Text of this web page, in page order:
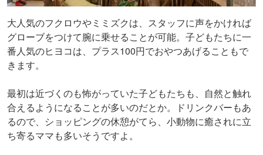
大人気のフクロウやミミズクは、スタッフに声をかければ
グローブをつけて腕に乗せることが可能。子どもたちに一
番人気のヒヨコは、プラス100円でおやつあげることもで
きます。
最初は近づくのも怖がっていた子どもたちも、自然と触れ
合えるようになることが多いのだとか。ドリンクバーもあ
るので、ショッピングの休憩がてら、小動物に癒されに立
ち寄るママも多いそうですよ。